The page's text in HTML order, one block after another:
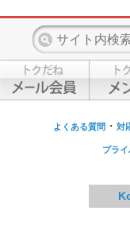
よくある質問 ・ 対
プラ